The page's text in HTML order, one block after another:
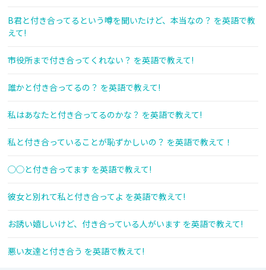
B君と付き合ってるという噂を聞いたけど、本当なの？ を英語で教
えて!
市役所まで付き合ってくれない？ を英語で教えて!
誰かと付き合ってるの？ を英語で教えて!
私はあなたと付き合ってるのかな？ を英語で教えて!
私と付き合っていることが恥ずかしいの？ を英語で教えて！
◯◯と付き合ってます を英語で教えて!
彼女と別れて私と付き合ってよ を英語で教えて!
お誘い嬉しいけど、付き合っている人がいます を英語で教えて!
悪い友達と付き合う を英語で教えて!